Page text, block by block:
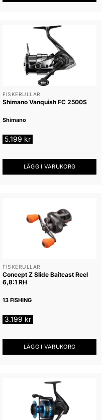
FISKERULLAR
Shimano Vanquish FC 2500S
Shimano
5.199 kr
LÄGG I VARUKORG
FISKERULLAR
Concept Z Slide Baitcast Reel
6,8:1 RH
13 FISHING
3.199 kr
LÄGG I VARUKORG